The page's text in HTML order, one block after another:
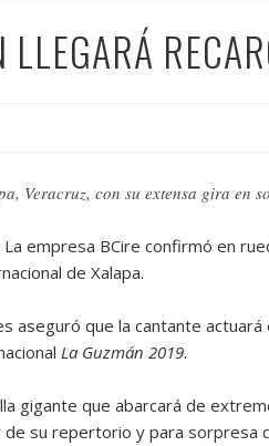
Veracruz, con su extensa gira en
La empresa BCire confirmó en
de Xalapa.
aseguró que la cantante
La Guzmán 2019.
gigante que abarcará de
su repertorio y para sorpresa